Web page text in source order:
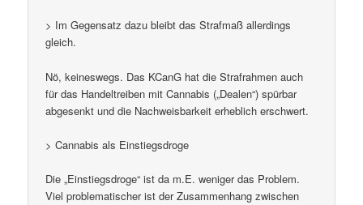
> Im Gegensatz dazu bleibt das Strafmaß allerdings
gleich.
Nö, keineswegs. Das KCanG hat die Strafrahmen auch
für das Handeltreiben mit Cannabis („Dealen“) spürbar
abgesenkt und die Nachweisbarkeit erheblich erschwert.
> Cannabis als Einstiegsdroge
Die „Einstiegsdroge“ ist da m.E. weniger das Problem.
Viel problematischer ist der Zusammenhang zwischen